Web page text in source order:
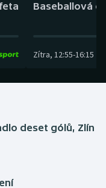
Baseballová
Zítra, 12:55-16:15
deset gólů, Zlín